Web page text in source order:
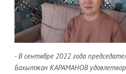
-В сентябре 2022 года
Бахытжан КАРАМАНОВ